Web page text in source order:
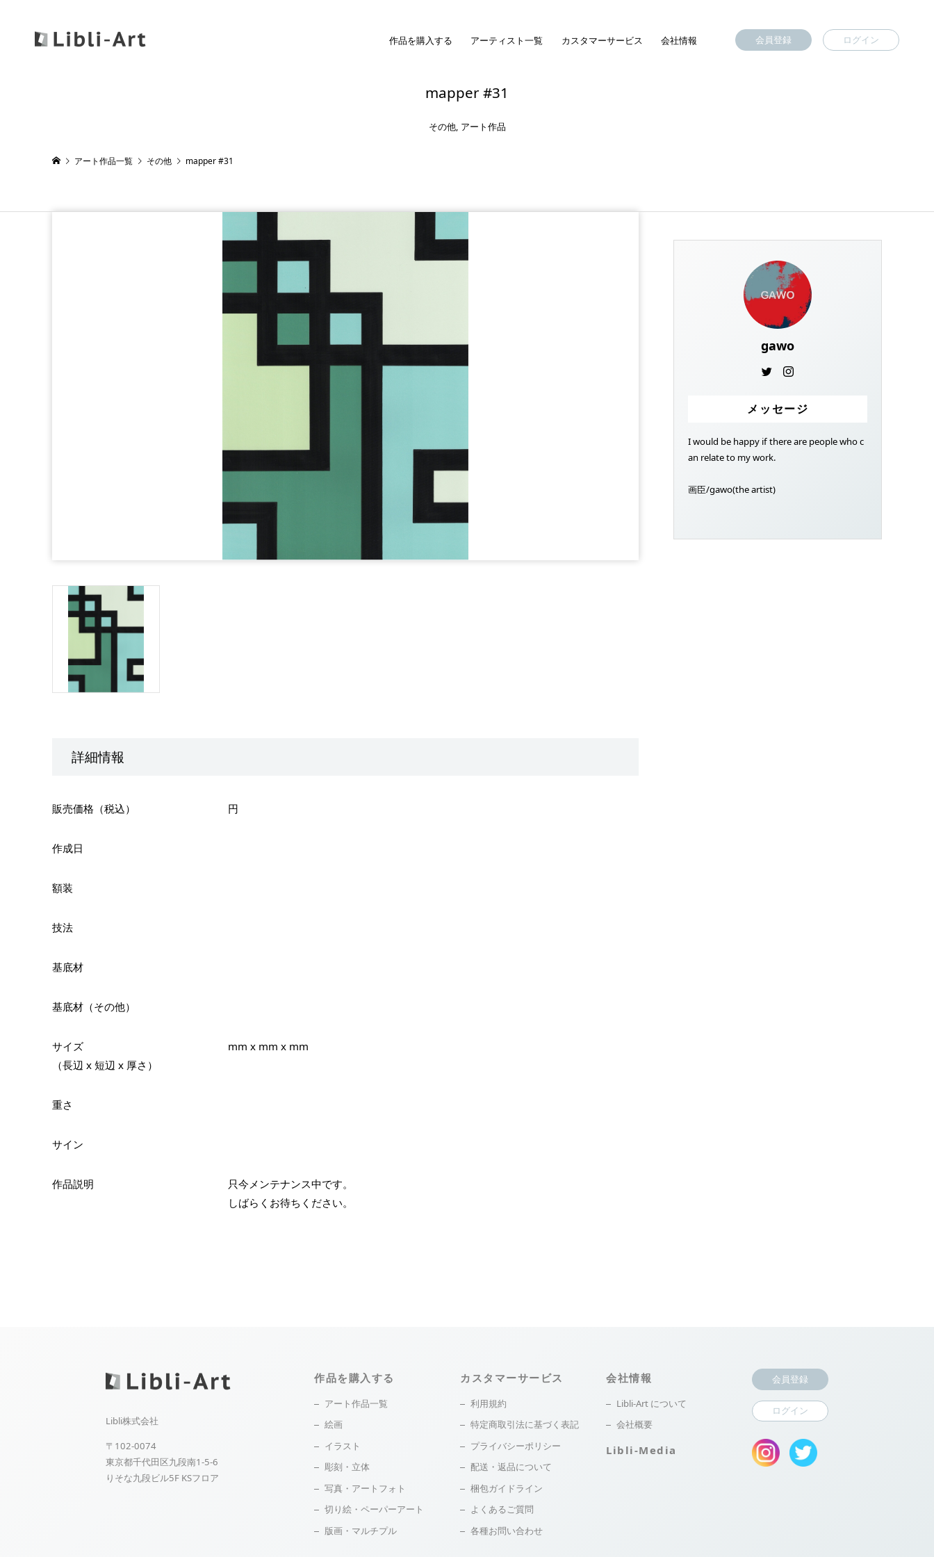
作品を購入する アーティスト一覧 カスタマーサービス 会社情報 会員登録 ログイン
mapper #31
その他, アート作品
アート作品一覧 その他 mapper #31
詳細情報
販売価格（税込） 円
作成日
額装
技法
基底材
基底材（その他）
サイズ
（長辺 x 短辺 x 厚さ）
mm x mm x mm
重さ
サイン
作品説明
只今メンテナンス中です。
しばらくお待ちください。
gawo
メッセージ
I would be happy if there are people who c
an relate to my work.
画臣/gawo(the artist)
Libli株式会社
〒102-0074
東京都千代田区九段南1-5-6
りそな九段ビル5F KSフロア
作品を購入する
アート作品一覧
絵画
イラスト
彫刻・立体
写真・アートフォト
切り絵・ペーパーアート
版画・マルチプル
カスタマーサービス
利用規約
特定商取引法に基づく表記
プライバシーポリシー
配送・返品について
梱包ガイドライン
よくあるご質問
各種お問い合わせ
会社情報
Libli-Art について
会社概要
Libli-Media
会員登録
ログイン